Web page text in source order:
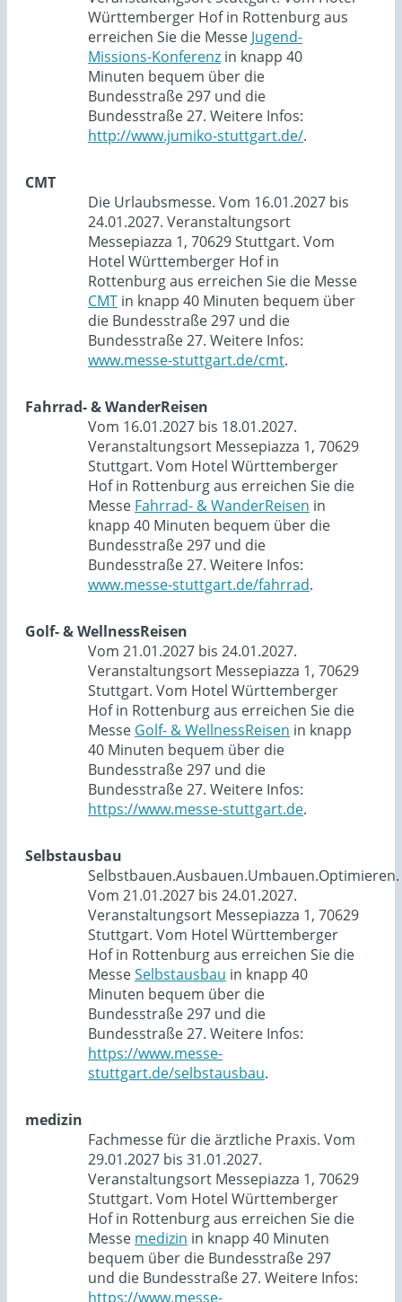
Württemberger Hof in Rottenburg aus
erreichen Sie die Messe Jugend-
Missions-Konferenz in knapp 40
Minuten bequem über die
Bundesstraße 297 und die
Bundesstraße 27. Weitere Infos:
http://www.jumiko-stuttgart.de/.
CMT
Die Urlaubsmesse. Vom 16.01.2027 bis
24.01.2027. Veranstaltungsort
Messepiazza 1, 70629 Stuttgart. Vom
Hotel Württemberger Hof in
Rottenburg aus erreichen Sie die Messe
CMT in knapp 40 Minuten bequem über
die Bundesstraße 297 und die
Bundesstraße 27. Weitere Infos:
www.messe-stuttgart.de/cmt.
Fahrrad- & WanderReisen
Vom 16.01.2027 bis 18.01.2027.
Veranstaltungsort Messepiazza 1, 70629
Stuttgart. Vom Hotel Württemberger
Hof in Rottenburg aus erreichen Sie die
Messe Fahrrad- & WanderReisen in
knapp 40 Minuten bequem über die
Bundesstraße 297 und die
Bundesstraße 27. Weitere Infos:
www.messe-stuttgart.de/fahrrad.
Golf- & WellnessReisen
Vom 21.01.2027 bis 24.01.2027.
Veranstaltungsort Messepiazza 1, 70629
Stuttgart. Vom Hotel Württemberger
Hof in Rottenburg aus erreichen Sie die
Messe Golf- & WellnessReisen in knapp
40 Minuten bequem über die
Bundesstraße 297 und die
Bundesstraße 27. Weitere Infos:
https://www.messe-stuttgart.de.
Selbstausbau
Selbstbauen.Ausbauen.Umbauen.Optimieren.
Vom 21.01.2027 bis 24.01.2027.
Veranstaltungsort Messepiazza 1, 70629
Stuttgart. Vom Hotel Württemberger
Hof in Rottenburg aus erreichen Sie die
MesseSelbstausbau in knapp 40
Minuten bequem über die
Bundesstraße 297 und die
Bundesstraße 27. Weitere Infos:
https://www.messe-
stuttgart.de/selbstausbau.
medizin
Fachmesse für die ärztliche Praxis. Vom
29.01.2027 bis 31.01.2027.
Veranstaltungsort Messepiazza 1, 70629
Stuttgart. Vom Hotel Württemberger
Hof in Rottenburg aus erreichen Sie die
Messe medizin in knapp 40 Minuten
bequem über die Bundesstraße 297
und die Bundesstraße 27. Weitere Infos:
https://www.messe-